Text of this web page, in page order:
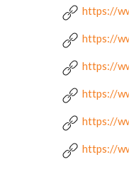
https://
https://
https://
https://
https://
https://